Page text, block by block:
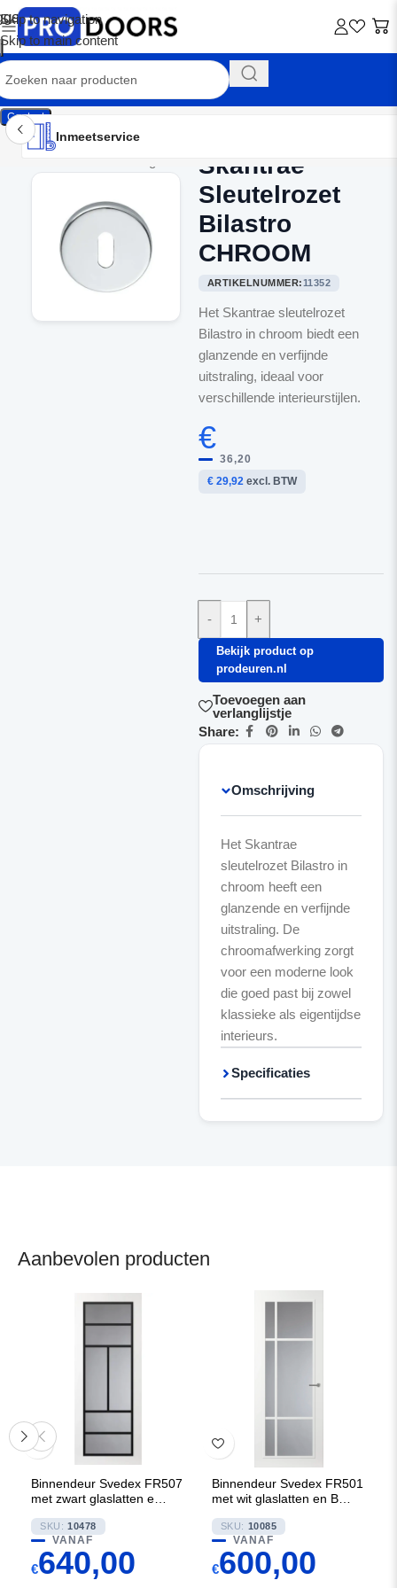
Skip to navigation
Skip to main content
Contact
Inmeetservice
Montageservice
Advies op maat
Showroom
Inmeetservice
Skantrae
Sleutelrozet
Bilastro
CHROOM
ARTIKELNUMMER:11352
Het Skantrae sleutelrozet
Bilastro in chroom biedt een
glanzende en verfijnde
uitstraling, ideaal voor
verschillende interieurstijlen.
€
36,20
€ 29,92excl. BTW
- +
Bekijk product op
prodeuren.nl
Toevoegen aan
verlanglijstje
Share:
Omschrijving
Het Skantrae
sleutelrozet Bilastro in
chroom heeft een
glanzende en verfijnde
uitstraling. De
chroomafwerking zorgt
voor een moderne look
die goed past bij zowel
klassieke als eigentijdse
interieurs.
Specificaties
Aanbevolen producten
Binnendeur Svedex FR507
met zwart glaslatten en
SKU: 10478
VANAF
€640,00
Binnendeur Svedex FR501
met wit glaslatten en Blank
SKU: 10085
VANAF
€600,00